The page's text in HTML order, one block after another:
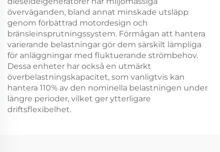
överväganden, bland annat minskade utsläpp
genom förbättrad motordesign och
bränsleinsprutningssystem. Förmågan att hantera
varierande belastningar gör dem särskilt lämpliga
för anläggningar med fluktuerande strömbehov.
Dessa enheter har också en utmärkt
överbelastningskapacitet, som vanligtvis kan
hantera 110% av den nominella belastningen under
längre perioder, vilket ger ytterligare
driftsflexibelhet.